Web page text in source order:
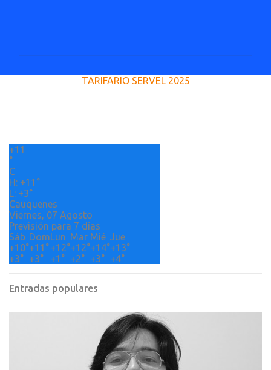
s
TARIFARIO SERVEL 2025
+11
°
C
H: +11°
L: +3°
Cauquenes
Viernes, 07 Agosto
Previsión para 7 días
Sáb DomLun Mar Mié Jue
+10°+11°+12°+12°+14°+13°
+3° +3° +1° +2° +3° +4°
Entradas populares